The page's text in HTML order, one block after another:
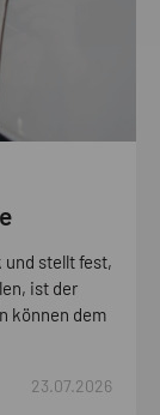
und stellt fest,
ist der
können dem
23.07.2026